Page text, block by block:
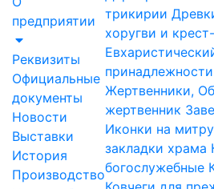
предприятии
Реквизиты
Официальные
документы
Новости
Выставки
История
Производство
трикирии
хоругви и
принадлежности
Жертвенники,
жертвенник
Иконки на митру
закладки храма
богослужебные